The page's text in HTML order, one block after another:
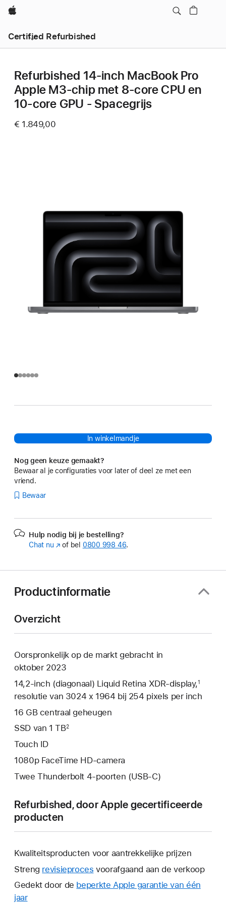
Apple
Certified Refurbished
Refurbished 14-inch MacBook Pro
Apple M3-chip met 8‑core CPU en
10‑core GPU - Spacegrijs
€ 1.849,00
In winkelmandje
Nog geen keuze gemaakt?
Bewaar al je configuraties voor later of deel ze met een
vriend.
Bewaar
Hulp nodig bij je bestelling?
Chat nu (Wordt
of bel 0800 998 46.
Productinformatie
Overzicht
Oorspronkelijk op de markt gebracht in
oktober 2023
14,2‑inch (diagonaal) Liquid Retina XDR-display,1
resolutie van 3024 x 1964 bij 254 pixels per inch
16 GB centraal geheugen
SSD van 1 TB2
Touch ID
1080p FaceTime HD-camera
Twee Thunderbolt 4-poorten (USB‑C)
Refurbished, door Apple gecertificeerde
producten
Kwaliteitsproducten voor aantrekkelijke prijzen
Streng revisieproces voorafgaand aan de verkoop
Gedekt door de beperkte Apple garantie van één
jaarHierdoor